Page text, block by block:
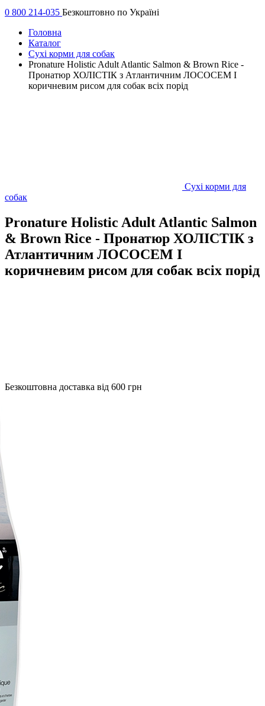
0 800 214-035 Безкоштовно по Україні
Головна
Каталог
Сухі корми для собак
Pronature Holistic Adult Atlantic Salmon & Brown Rice -
Пронатюр ХОЛІСТІК з Атлантичним ЛОСОСЕМ І
коричневим рисом для собак всіх порід
Сухі корми для
собак
Pronature Holistic Adult Atlantic Salmon
& Brown Rice - Пронатюр ХОЛІСТІК з
Атлантичним ЛОСОСЕМ І
коричневим рисом для собак всіх порід
Безкоштовна доставка від 600 грн